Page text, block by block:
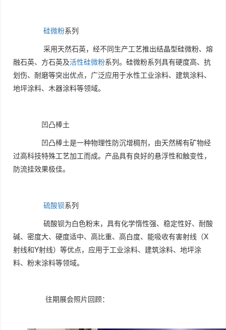
硅微粉系列
采用天然石英，经不同生产工艺推出结晶型硅微粉、熔
融石英、方石英及活性硅微粉系列。硅微粉系列具有硬度高、抗
划伤、耐磨等突出优点，广泛应用于水性工业涂料、建筑涂料、
地坪涂料、木器涂料等领域。
凹凸棒土
凹凸棒土是一种物理性防沉增稠剂，由天然稀有矿物经
过高科技特殊工艺加工而成。产品具有良好的悬浮性和触变性，
防流挂效果极佳。
硫酸钡系列
硫酸钡为白色粉末，具有化学惰性强、稳定性好、耐酸
碱、密度大、硬度适中、高比重、高白度、能吸收有害射线（X
射线和Y射线）等优点，应用于工业涂料、建筑涂料、地坪涂
料、粉末涂料等领域。
往期展会照片回顾：